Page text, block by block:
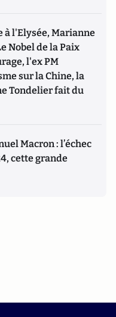
à l'Elysée, Marianne
Nobel de la Paix
l'ex PM
sur la Chine, la
Tondelier fait du
Macron : l’échec
cette grande